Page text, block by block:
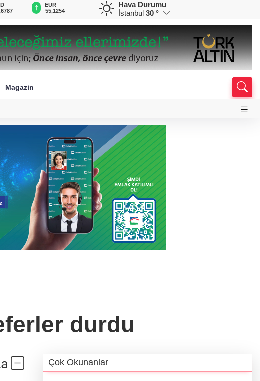
EUR
55,1254
GBP
64,3468
CHF
59,0083
Hava Durumu
İstanbul 30 °
Magazin
durdu
Çok Okunanlar